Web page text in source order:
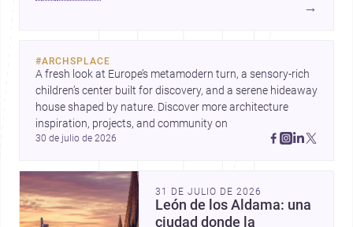
→
#ARCHSPLACE
A fresh look at Europe’s metamodern turn, a sensory-rich
children’s center built for discovery, and a serene hideaway
house shaped by nature. Discover more architecture
30 de julio de 2026
31 DE JULIO DE 2026
León de los Aldama: una
ciudad donde la